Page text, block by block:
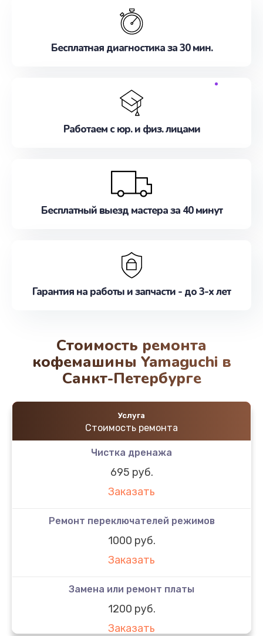
Бесплатная диагностика за 30 мин.
Работаем с юр. и физ. лицами
Бесплатный выезд мастера за 40 минут
Гарантия на работы и запчасти - до 3-х лет
Стоимость ремонта
кофемашины Yamaguchi в
Санкт-Петербурге
Услуга
Стоимость ремонта
Чистка дренажа
695 руб.
Заказать
Ремонт переключателей режимов
1000 руб.
Заказать
Замена или ремонт платы
1200 руб.
Заказать